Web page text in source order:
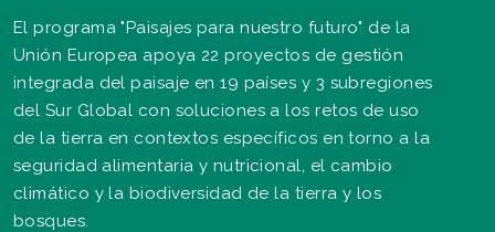
El programa "Paisajes para nuestro futuro" de la
Unión Europea apoya 22 proyectos de gestión
integrada del paisaje en 19 países y 3 subregiones
del Sur Global con soluciones a los retos de uso
de la tierra en contextos específicos en torno a la
seguridad alimentaria y nutricional, el cambio
climático y la biodiversidad de la tierra y los
bosques.